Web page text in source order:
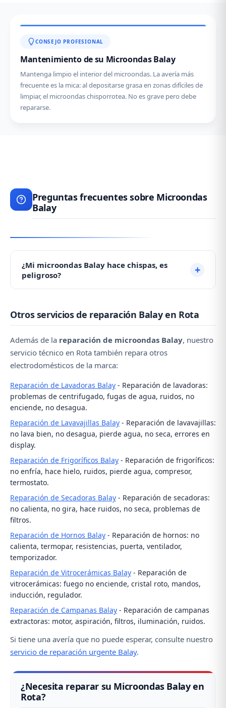
CONSEJO PROFESIONAL
Mantenimiento de su Microondas Balay
Mantenga limpio el interior del microondas. La avería más
frecuente es la mica: al depositarse grasa en zonas difíciles de
limpiar, el microondas chisporrotea. No es grave pero debe
repararse.
Preguntas frecuentes sobre Microondas
Balay
¿Mi microondas Balay hace chispas, es
peligroso?
deteriorada debido a acumulación de grasa. No es
grave pero debe repararse. No lo use hasta que un
técnico lo revise. Contacte con nosotros al 956 920
487.
Otros servicios de reparación Balay en Rota
Además de la reparación de microondas Balay, nuestro
servicio técnico en Rota también repara otros
electrodomésticos de la marca:
Reparación de Lavadoras Balay - Reparación de lavadoras:
problemas de centrifugado, fugas de agua, ruidos, no
enciende, no desagua.
Reparación de Lavavajillas Balay - Reparación de lavavajillas:
no lava bien, no desagua, pierde agua, no seca, errores en
display.
Reparación de Frigoríficos Balay - Reparación de frigoríficos:
no enfría, hace hielo, ruidos, pierde agua, compresor,
termostato.
Reparación de Secadoras Balay - Reparación de secadoras:
no calienta, no gira, hace ruidos, no seca, problemas de
filtros.
Reparación de Hornos Balay - Reparación de hornos: no
calienta, termopar, resistencias, puerta, ventilador,
temporizador.
Reparación de Vitrocerámicas Balay - Reparación de
vitrocerámicas: fuego no enciende, cristal roto, mandos,
inducción, regulador.
Reparación de Campanas Balay - Reparación de campanas
extractoras: motor, aspiración, filtros, iluminación, ruidos.
Si tiene una avería que no puede esperar, consulte nuestro
servicio de reparación urgente Balay.
¿Necesita reparar su Microondas Balay en
Rota?